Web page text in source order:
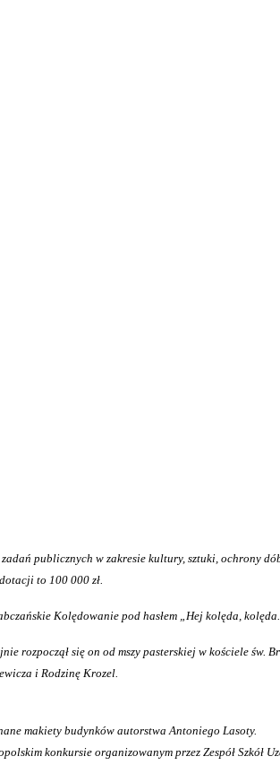
publicznych w zakresie kultury, sztuki, ochrony
to 100 000 zł.
Kolędowanie pod hasłem „Hej kolęda,
rozpoczął się on od mszy pasterskiej w kościele
i Rodzinę Krozel.
makiety budynków autorstwa Antoniego Lasoty.
konkursie organizowanym przez Zespół Szkół